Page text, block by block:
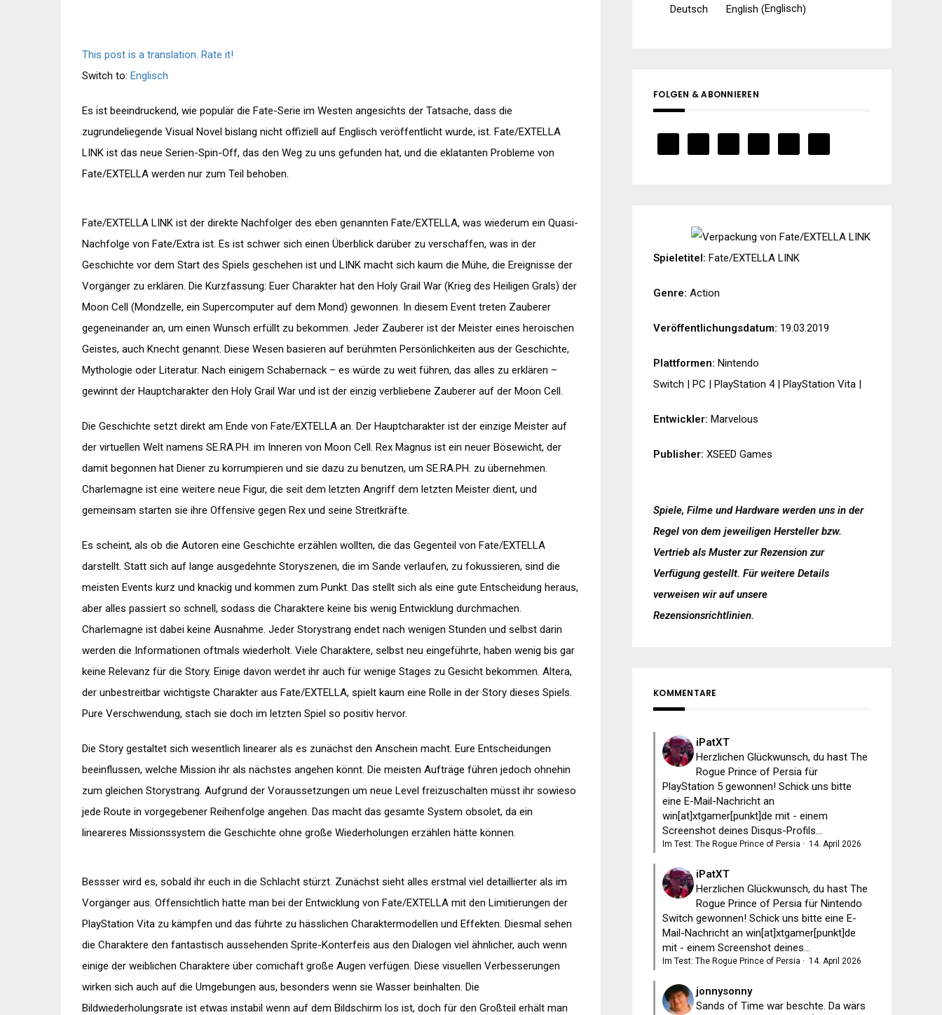
This post is a translation. Rate it!
Switch to: Englisch
Es ist beeindruckend, wie populär die Fate-Serie im Westen angesichts der Tatsache, dass die
zugrundeliegende Visual Novel bislang nicht offiziell auf Englisch veröffentlicht wurde, ist. Fate/EXTELLA
LINK ist das neue Serien-Spin-Off, das den Weg zu uns gefunden hat, und die eklatanten Probleme von
Fate/EXTELLA werden nur zum Teil behoben.
Fate/EXTELLA LINK ist der direkte Nachfolger des eben genannten Fate/EXTELLA, was wiederum ein Quasi-
Nachfolge von Fate/Extra ist. Es ist schwer sich einen Überblick darüber zu verschaffen, was in der
Geschichte vor dem Start des Spiels geschehen ist und LINK macht sich kaum die Mühe, die Ereignisse der
Vorgänger zu erklären. Die Kurzfassung: Euer Charakter hat den Holy Grail War (Krieg des Heiligen Grals) der
Moon Cell (Mondzelle, ein Supercomputer auf dem Mond) gewonnen. In diesem Event treten Zauberer
gegeneinander an, um einen Wunsch erfüllt zu bekommen. Jeder Zauberer ist der Meister eines heroischen
Geistes, auch Knecht genannt. Diese Wesen basieren auf berühmten Persönlichkeiten aus der Geschichte,
Mythologie oder Literatur. Nach einigem Schabernack – es würde zu weit führen, das alles zu erklären –
gewinnt der Hauptcharakter den Holy Grail War und ist der einzig verbliebene Zauberer auf der Moon Cell.
Die Geschichte setzt direkt am Ende von Fate/EXTELLA an. Der Hauptcharakter ist der einzige Meister auf
der virtuellen Welt namens SE.RA.PH. im Inneren von Moon Cell. Rex Magnus ist ein neuer Bösewicht, der
damit begonnen hat Diener zu korrumpieren und sie dazu zu benutzen, um SE.RA.PH. zu übernehmen.
Charlemagne ist eine weitere neue Figur, die seit dem letzten Angriff dem letzten Meister dient, und
gemeinsam starten sie ihre Offensive gegen Rex und seine Streitkräfte.
Es scheint, als ob die Autoren eine Geschichte erzählen wollten, die das Gegenteil von Fate/EXTELLA
darstellt. Statt sich auf lange ausgedehnte Storyszenen, die im Sande verlaufen, zu fokussieren, sind die
meisten Events kurz und knackig und kommen zum Punkt. Das stellt sich als eine gute Entscheidung heraus,
aber alles passiert so schnell, sodass die Charaktere keine bis wenig Entwicklung durchmachen.
Charlemagne ist dabei keine Ausnahme. Jeder Storystrang endet nach wenigen Stunden und selbst darin
werden die Informationen oftmals wiederholt. Viele Charaktere, selbst neu eingeführte, haben wenig bis gar
keine Relevanz für die Story. Einige davon werdet ihr auch für wenige Stages zu Gesicht bekommen. Altera,
der unbestreitbar wichtigste Charakter aus Fate/EXTELLA, spielt kaum eine Rolle in der Story dieses Spiels.
Pure Verschwendung, stach sie doch im letzten Spiel so positiv hervor.
Die Story gestaltet sich wesentlich linearer als es zunächst den Anschein macht. Eure Entscheidungen
beeinflussen, welche Mission ihr als nächstes angehen könnt. Die meisten Aufträge führen jedoch ohnehin
zum gleichen Storystrang. Aufgrund der Voraussetzungen um neue Level freizuschalten müsst ihr sowieso
jede Route in vorgegebener Reihenfolge angehen. Das macht das gesamte System obsolet, da ein
lineareres Missionssystem die Geschichte ohne große Wiederholungen erzählen hätte können.
Bessser wird es, sobald ihr euch in die Schlacht stürzt. Zunächst sieht alles erstmal viel detaillierter als im
Vorgänger aus. Offensichtlich hatte man bei der Entwicklung von Fate/EXTELLA mit den Limitierungen der
PlayStation Vita zu kämpfen und das führte zu hässlichen Charaktermodellen und Effekten. Diesmal sehen
die Charaktere den fantastisch aussehenden Sprite-Konterfeis aus den Dialogen viel ähnlicher, auch wenn
einige der weiblichen Charaktere über comichaft große Augen verfügen. Diese visuellen Verbesserungen
wirken sich auch auf die Umgebungen aus, besonders wenn sie Wasser beinhalten. Die
Bildwiederholungsrate ist etwas instabil wenn auf dem Bildschirm los ist, doch für den Großteil erhält man
Deutsch English (Englisch)
FOLGEN & ABONNIEREN
Spieletitel: Fate/EXTELLA LINK
Genre: Action
Veröffentlichungsdatum: 19.03.2019
Plattformen: Nintendo
Switch | PC | PlayStation 4| PlayStation Vita |
Entwickler: Marvelous
Publisher: XSEED Games
Spiele, Filme und Hardware werden uns in der
Regel von dem jeweiligen Hersteller bzw.
Vertrieb als Muster zur Rezension zur
Verfügung gestellt. Für weitere Details
verweisen wir auf unsere
Rezensionsrichtlinien.
KOMMENTARE
iPatXT
Herzlichen Glückwunsch, du hast The
Rogue Prince of Persia für
PlayStation 5 gewonnen! Schick uns bitte
eine E-Mail-Nachricht an
win[at]xtgamer[punkt]de mit - einem
Screenshot deines Disqus-Profils...
Im Test: The Rogue Prince of Persia · 14. April 2026
iPatXT
Herzlichen Glückwunsch, du hast The
Rogue Prince of Persia für Nintendo
Switch gewonnen! Schick uns bitte eine E-
Mail-Nachricht an win[at]xtgamer[punkt]de
mit - einem Screenshot deines...
Im Test: The Rogue Prince of Persia · 14. April 2026
jonnysonny
Sands of Time war beschte. Da wärs